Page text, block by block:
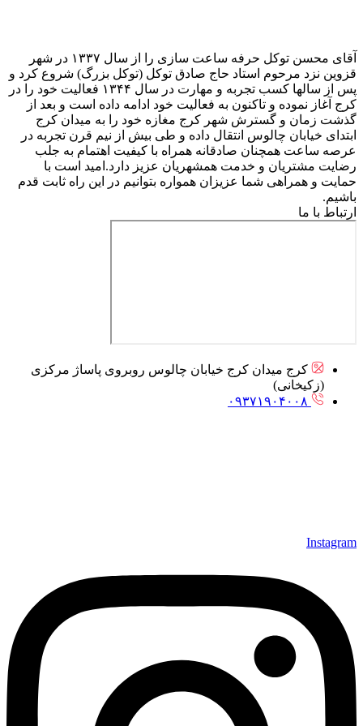
آقای محسن توکل حرفه ساعت سازی را از سال ۱۳۳۷ در شهر
قزوین نزد مرحوم استاد حاج صادق توکل (توکل بزرگ) شروع کرد و
پس از سالها کسب تجربه و مهارت در سال ۱۳۴۴ فعالیت خود را در
کرج آغاز نموده و تاکنون به فعالیت خود ادامه داده است و بعد از
گذشت زمان و گسترش شهر کرج مغازه خود را به میدان کرج
ابتدای خیابان چالوس انتقال داده و طی بیش از نیم قرن تجربه در
عرصه ساعت همچنان صادقانه همراه با کیفیت اهتمام به جلب
رضایت مشتریان و خدمت همشهریان عزیز دارد.امید است با
حمایت و همراهی شما عزیزان همواره بتوانیم در این راه ثابت قدم
باشیم.
ارتباط با ما
کرج میدان کرج خیابان چالوس روبروی پاساژ مرکزی
(زکیخانی)
۰۹۳۷۱۹۰۴۰۰۸
Instagram